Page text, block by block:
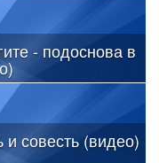
- подоснова в
совесть (видео)